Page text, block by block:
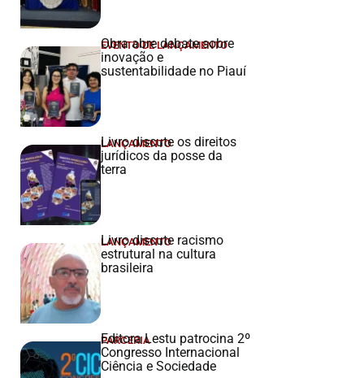
EVENTO DE LANÇAMENTO
Obra abre debate sobre
inovação e
sustentabilidade no Piauí
LANÇAMENTO
Livro discute os direitos
jurídicos da posse da
terra
LANÇAMENTO
Livro discute racismo
estrutural na cultura
brasileira
PARCERIA
Editora Lestu patrocina 2º
Congresso Internacional
Ciência e Sociedade